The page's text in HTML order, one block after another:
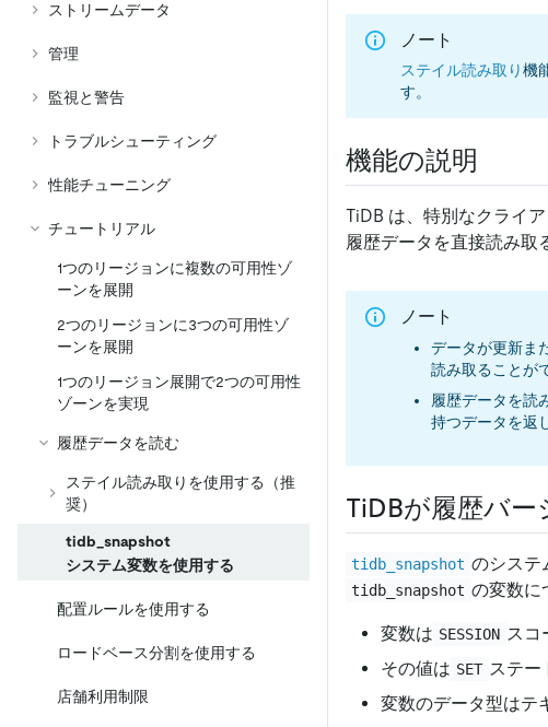
ストリームデータ
管理
監視と警告
トラブルシューティング
性能チューニング
チュートリアル
1つのリージョンに複数の可用性ゾ
ーンを展開
2つのリージョンに3つの可用性ゾ
ーンを展開
1つのリージョン展開で2つの可用性
ゾーンを実現
履歴データを読む
ステイル読み取りを使用する（推
奨）
tidb_snapshot
システム変数を使用する
配置ルールを使用する
ロードベース分割を使用する
店舗利用制限
ノート
ステイル読み取り機
す。
機能の説明
TiDB は、特別なクライ
履歴データを直接読み取
ノート
データが更新ま
読み取ることが
履歴データを読
持つデータを返
TiDBが履歴バ
tidb_snapshot のシステ
tidb_snapshot の変数に
変数は SESSION スコ
その値は SET ステー
変数のデータ型はテ